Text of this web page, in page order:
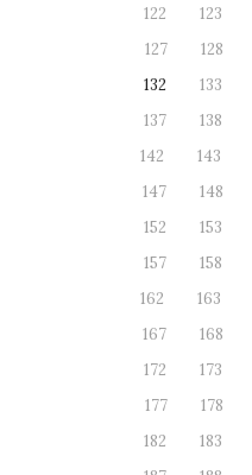
122
123
127
128
132
133
137
138
142
143
147
148
152
153
157
158
162
163
167
168
172
173
177
178
182
183